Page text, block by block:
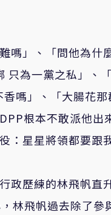
嗎」、「問他為什
只為一黨之私」、
嗎」、「大腸花
根本不敢派他出
：星星將領都要跟
政歷練的林飛帆直
林飛帆過去除了參